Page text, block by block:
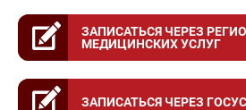
ЗАПИСАТЬСЯ ЧЕРЕЗ
МЕДИЦИНСКИХ УСЛУГ
ЗАПИСАТЬСЯ ЧЕРЕЗ